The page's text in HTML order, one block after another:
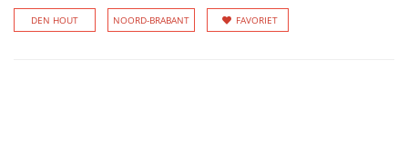
DEN HOUT NOORD-BRABANT FAVORIET